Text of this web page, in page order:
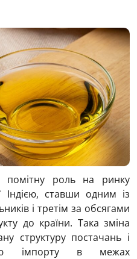
помітну роль на ринку
Індією, ставши одним із
і третім за обсягами
до країни. Така зміна
структуру постачань і
імпорту в межах